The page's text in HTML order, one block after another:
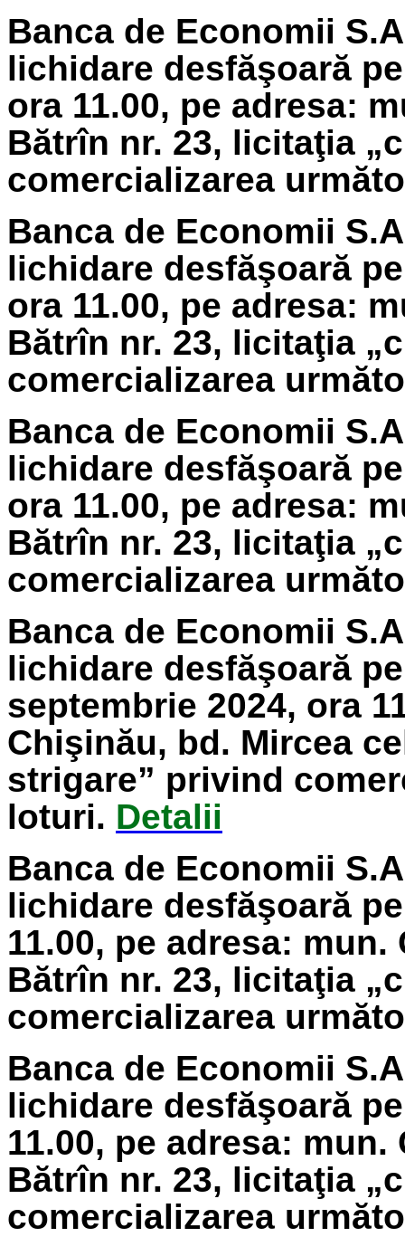
Banca de Economii
lichidare desfăşoară
ora 11.00, pe adresa:
Bătrîn nr. 23, licitaţia
comercializarea
Banca de Economii
lichidare desfăşoară
ora 11.00, pe adresa:
Bătrîn nr. 23, licitaţia
comercializarea
Banca de Economii
lichidare desfăşoară
ora 11.00, pe adresa:
Bătrîn nr. 23, licitaţia
comercializarea
Banca de Economii
lichidare desfăşoară
septembrie 2024, ora
Chişinău, bd. Mircea
strigare” privind
loturi. Detalii
Banca de Economii
lichidare desfăşoară
11.00, pe adresa:
Bătrîn nr. 23, licitaţia
comercializarea
Banca de Economii
lichidare desfăşoară
11.00, pe adresa:
Bătrîn nr. 23, licitaţia
comercializarea